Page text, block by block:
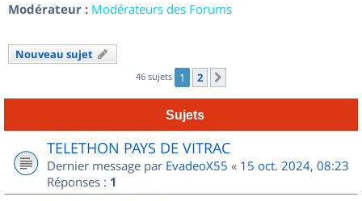
Modérateur : Modérateurs des Forums
Nouveau sujet
46 sujets 1 2
Sujets
TELETHON PAYS DE VITRAC
Dernier message par EvadeoX55 « 15 oct. 2024, 08:23
Réponses : 1